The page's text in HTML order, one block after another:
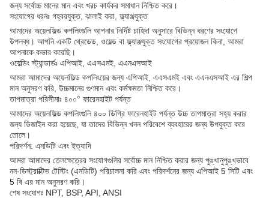
জন্য সর্বোচ্চ মানের মান এবং খরচ কার্যকর সমাধান নিশ্চিত করে।
সংযোগের ধরনঃ গহ্বরযুক্ত, ঝালাই করা, ফ্ল্যাঞ্জযুক্ত
আমাদের অয়েলফিল্ড কপলিংগুলি আপনার নির্দিষ্ট চাহিদা অনুসারে বিভিন্ন ধরণের সংযোগে
উপলব্ধ। আপনি একটি থ্রেডেড, ওয়েল্ড বা ফ্ল্যাঞ্জযুক্ত সংযোগের প্রয়োজন কিনা, আমরা
আপনাকে কভার করেছি।
ওয়েল্ডিং স্ট্যান্ডার্ডঃ এপিআই, এএসএমই, এএনএসআই
আমরা আমাদের অয়েলফিল্ড কপলিংয়ের জন্য এপিআই, এএসএমই এবং এএনএসআই এর শিল্প
মান অনুসরণ করি, উচ্চমানের গুণমান এবং কর্মক্ষমতা নিশ্চিত করে।
তাপমাত্রা পরিসীমাঃ ৪০০° ফারেনহাইট পর্যন্ত
আমাদের অয়েলফিল্ড কপলিংগুলি ৪০০ ডিগ্রি ফারেনহাইট পর্যন্ত উচ্চ তাপমাত্রা সহ্য করার
জন্য ডিজাইন করা হয়েছে, যা তাদের বিভিন্ন খনন পরিবেশে ব্যবহারের জন্য উপযুক্ত করে
তোলে।
পরিদর্শন: এনডিটি এবং ইত্যাদি
আমরা আমাদের তেলক্ষেত্রের সংযোগগুলির সর্বোচ্চ মান নিশ্চিত করার জন্য পুঙ্খানুপুঙ্খভাবে
নন-ডিস্ট্রাক্টিভ টেস্টিং (এনডিটি) পরিচালনা করি এবং পরিদর্শনের জন্য এপিআই 5 সিটি এবং
5 বি এর মান অনুসরণ করি।
শেষ সংযোগঃ NPT, BSP, API, ANSI